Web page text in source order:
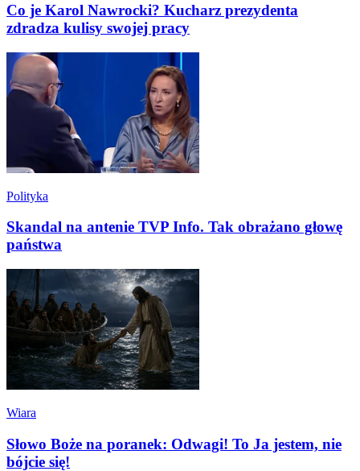
Co je Karol Nawrocki? Kucharz prezydenta
zdradza kulisy swojej pracy
Polityka
Skandal na antenie TVP Info. Tak obrażano głowę
państwa
Wiara
Słowo Boże na poranek: Odwagi! To Ja jestem, nie
bójcie się!